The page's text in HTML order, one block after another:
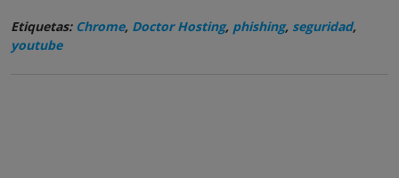
Etiquetas: Chrome, Doctor Hosting, phishing, seguridad,
youtube